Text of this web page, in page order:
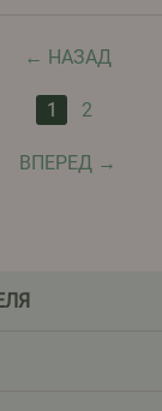
НАЗАД
1 2
ВПЕРЕД